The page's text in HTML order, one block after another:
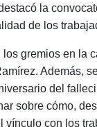
la
de los
los gremios en la
Además,
del
sobre cómo,
vínculo con los